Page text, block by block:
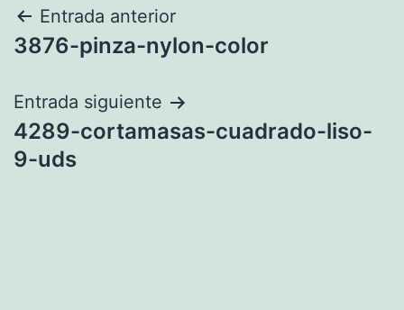
Navegación
de
entradas
Entrada anterior
3876-pinza-nylon-color
Entrada siguiente
4289-cortamasas-cuadrado-liso-
9-uds